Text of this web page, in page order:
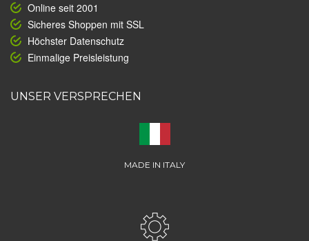
Online seit 2001
Sicheres Shoppen mit SSL
Höchster Datenschutz
Einmalige Preisleistung
UNSER VERSPRECHEN
MADE IN ITALY